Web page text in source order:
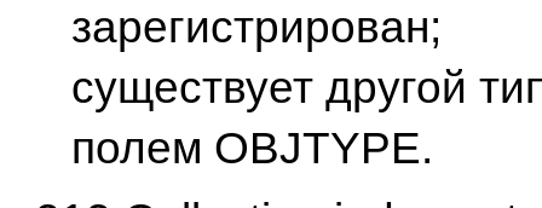
зарегистрирован;
существует другой
полем OBJTYPE.